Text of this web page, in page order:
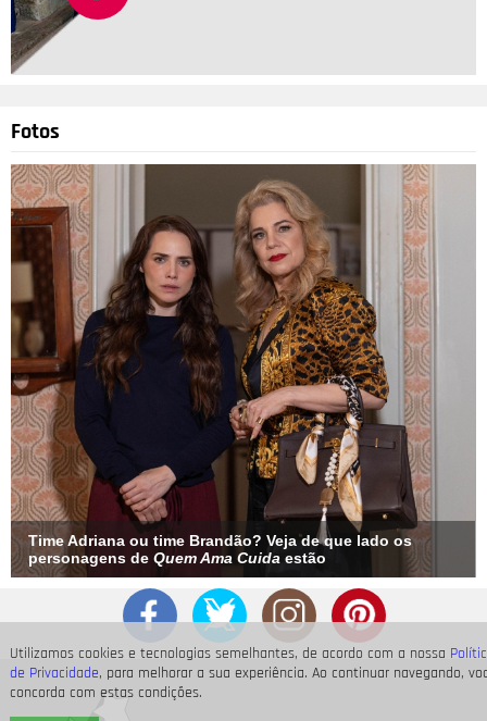
Utilizamos cookies e tecnologias semelhantes, de acordo com a nossa
de Privacidade, para melhorar a sua experiência. Ao continuar navegando,
concorda com estas condições.
Fotos
Time Adriana ou time Brandão? Veja de que lado os
personagens de Quem Ama Cuida estão